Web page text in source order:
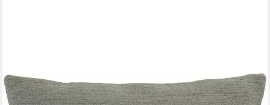
SANDER TABLE + HOME
Kissenhülle Kissenhülle FLUFFY von Sander table and home